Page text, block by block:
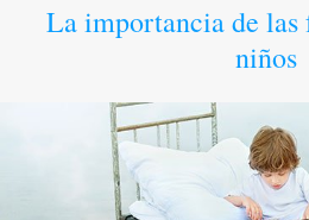
La importancia de las
niños